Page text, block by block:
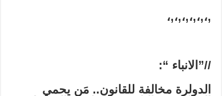
,،,،,،,،,،,،
//”الانباء “:
الدولرة مخالفة للقانون.. مَن يحمي